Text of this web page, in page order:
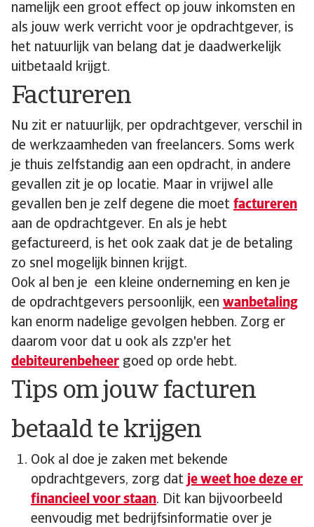
namelijk een groot effect op jouw inkomsten en
als jouw werk verricht voor je opdrachtgever, is
het natuurlijk van belang dat je daadwerkelijk
uitbetaald krijgt.
Factureren
Nu zit er natuurlijk, per opdrachtgever, verschil in
de werkzaamheden van freelancers. Soms werk
je thuis zelfstandig aan een opdracht, in andere
gevallen zit je op locatie. Maar in vrijwel alle
gevallen ben je zelf degene die moet factureren
aan de opdrachtgever. En als je hebt
gefactureerd, is het ook zaak dat je de betaling
zo snel mogelijk binnen krijgt.
Ook al ben je een kleine onderneming en ken je
de opdrachtgevers persoonlijk, een wanbetaling
kan enorm nadelige gevolgen hebben. Zorg er
daarom voor dat u ook als zzp'er het
debiteurenbeheer goed op orde hebt.
Tips om jouw facturen
betaald te krijgen
Ook al doe je zaken met bekende
opdrachtgevers, zorg dat je weet hoe deze er
financieel voor staan. Dit kan bijvoorbeeld
eenvoudig met bedrijfsinformatie over je